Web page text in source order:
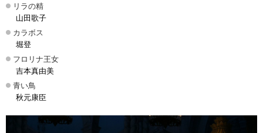
リラの精
山田歌子
カラボス
堀登
フロリナ王女
吉本真由美
青い鳥
秋元康臣